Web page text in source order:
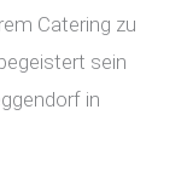
Catering zu
sein
in